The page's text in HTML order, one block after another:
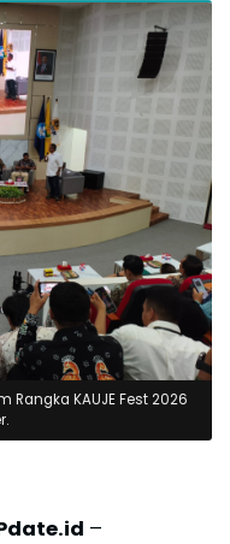
KAUJE Fest 2026
–